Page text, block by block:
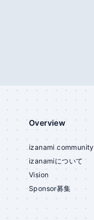
Overview
izanami community
izanamiについて
Vision
Sponsor募集